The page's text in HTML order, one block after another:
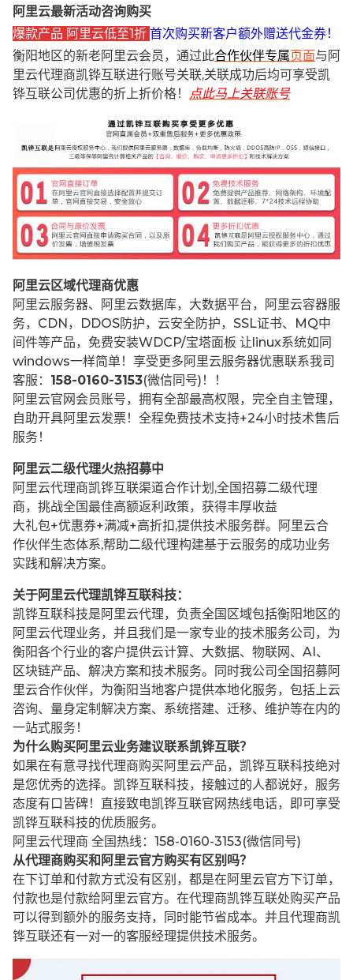
阿里云最新活动咨询购买
爆款产品 阿里云低至1折 首次购买新客户额外赠送代金券！
衡阳地区的新老阿里云会员，通过此合作伙伴专属页面与阿
里云代理商凯铧互联进行账号关联,关联成功后均可享受凯
铧互联公司优惠的折上折价格！
点此马上关联账号
阿里云区域代理商优惠
阿里云服务器、阿里云数据库，大数据平台，阿里云容器服
务，CDN，DDOS防护，云安全防护，SSL证书、MQ中
间件等产品，免费安装WDCP/宝塔面板 让 linux系统如同
windows一样简单！享受更多阿里云服务器优惠联系我司
客服： 158-0160-3153(微信同号)！！
阿里云官网会员账号，拥有全部最高权限，完全自主管理，
自助开具阿里云发票！全程免费技术支持+24小时技术售后
服务！
阿里云二级代理火热招募中
阿里云代理商凯铧互联渠道合作计划,全国招募二级代理
商，挑战全国最佳高额返利政策，获得丰厚收益
大礼包+优惠券+满减+高折扣,提供技术服务群。阿里云合
作伙伴生态体系,帮助二级代理构建基于云服务的成功业务
实践和解决方案。
关于阿里云代理凯铧互联科技：
凯铧互联科技是阿里云代理，负责全国区域包括衡阳地区的
阿里云代理业务，并且我们是一家专业的技术服务公司，为
衡阳各个行业的客户提供云计算、大数据、物联网、AI、
区块链产品、解决方案和技术服务。同时我公司全国招募阿
里云合作伙伴，为衡阳当地客户提供本地化服务，包括上云
咨询、量身定制解决方案、系统搭建、迁移、维护等在内的
一站式服务！
为什么购买阿里云业务建议联系凯铧互联？
如果在有意寻找代理商购买阿里云产品，凯铧互联科技绝对
是您优秀的选择。凯铧互联科技，接触过的人都说好，服务
态度有口皆碑！直接致电凯铧互联官网热线电话，即可享受
凯铧互联科技的优质服务。
阿里云代理商 全国热线：158-0160-3153(微信同号)
从代理商购买和阿里云官方购买有区别吗？
在下订单和付款方式没有区别，都是在阿里云官方下订单，
付款也是付款给阿里云官方。在代理商凯铧互联处购买产品
可以得到额外的服务支持，同时能节省成本。并且代理商凯
铧互联还有一对一的客服经理提供技术服务。